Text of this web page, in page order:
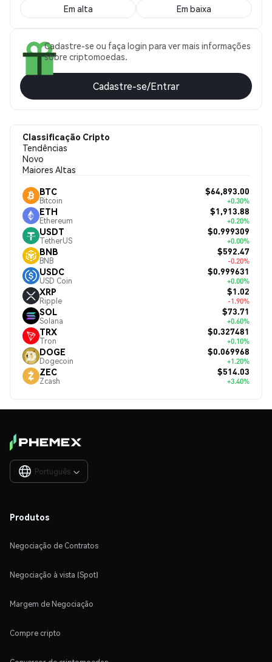
Em alta Em baixa
Cadastre-se ou faça login para ver mais informações
sobre criptomoedas.
Cadastre-se/Entrar
Classificação Cripto
Tendências
Novo
Maiores Altas
BTC
Bitcoin
$64,893.00
+0.30%
ETH
Ethereum
$1,913.88
+0.20%
USDT
TetherUS
$0.999309
+0.00%
BNB
BNB
$592.47
-0.20%
USDC
USD Coin
$0.999631
+0.00%
XRP
Ripple
$1.02
-1.90%
SOL
Solana
$73.71
+0.60%
TRX
Tron
$0.327481
+0.10%
DOGE
Dogecoin
$0.069968
+1.20%
ZEC
Zcash
$514.03
+3.40%
Português 
Produtos
Negociação de Contratos
Negociação à vista (Spot)
Margem de Negociação
Compre cripto